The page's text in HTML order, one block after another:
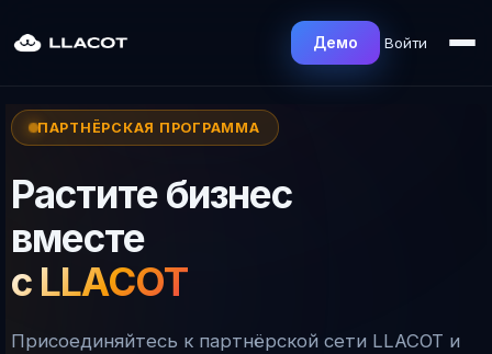
Демо Войти
ПАРТНЁРСКАЯ ПРОГРАММА
Растите бизнес
вместе
с LLACOT
Присоединяйтесь к партнёрской сети LLACOT и